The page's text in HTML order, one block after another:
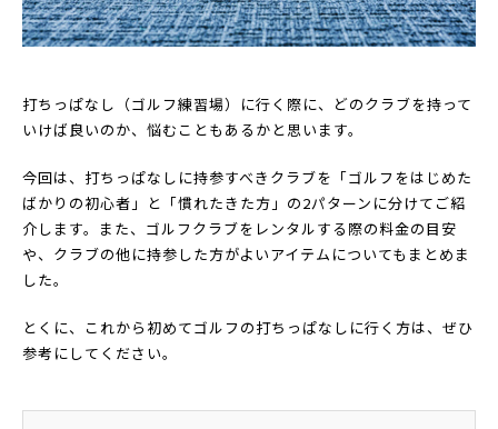
打ちっぱなし（ゴルフ練習場）に行く際に、どのクラブを持って
いけば良いのか、悩むこともあるかと思います。
今回は、打ちっぱなしに持参すべきクラブを「ゴルフをはじめた
ばかりの初心者」と「慣れたきた方」の2パターンに分けてご紹
介します。また、ゴルフクラブをレンタルする際の料金の目安
や、クラブの他に持参した方がよいアイテムについてもまとめま
した。
とくに、これから初めてゴルフの打ちっぱなしに行く方は、ぜひ
参考にしてください。